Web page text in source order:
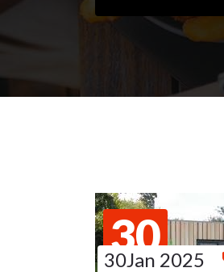
30
JAN 2025
30Jan 2025